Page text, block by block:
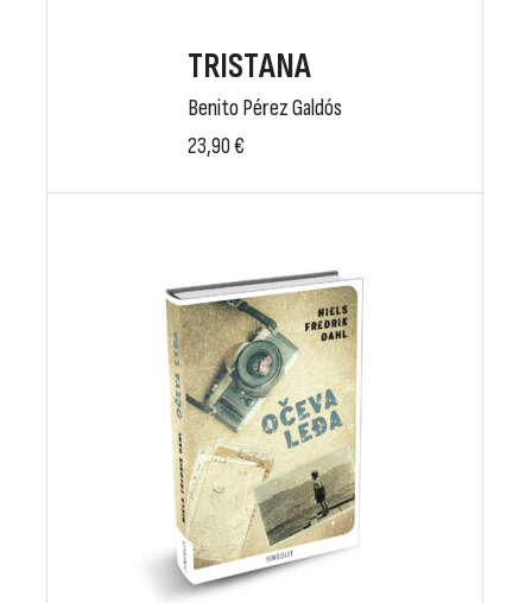
TRISTANA
Benito Pérez Galdós
23,90€